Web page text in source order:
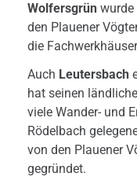
Wolfersgrün
den Plauener
die
Auch Leutersbach
hat seinen
viele Wander- und
Rödelbach
von den Plauener
gegründet.